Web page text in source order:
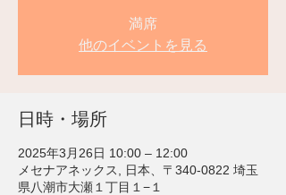
満席
他のイベントを見る
日時・場所
2025年3月26日 10:00 – 12:00
メセナアネックス, 日本、〒340-0822 埼玉
県八潮市大瀬１丁目１−１